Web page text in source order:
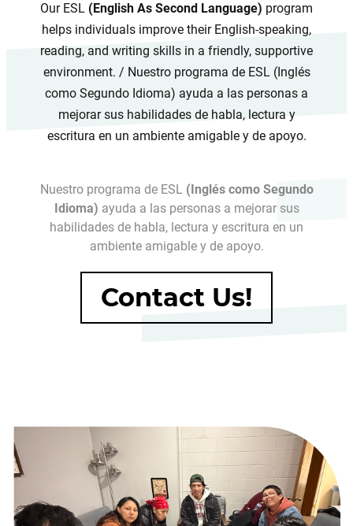
Our ESL (English As Second Language) program
helps individuals improve their English-speaking,
reading, and writing skills in a friendly, supportive
environment. / Nuestro programa de ESL (Inglés
como Segundo Idioma) ayuda a las personas a
mejorar sus habilidades de habla, lectura y
escritura en un ambiente amigable y de apoyo.
Nuestro programa de ESL (Inglés como Segundo
Idioma) ayuda a las personas a mejorar sus
habilidades de habla, lectura y escritura en un
ambiente amigable y de apoyo.
Contact Us!